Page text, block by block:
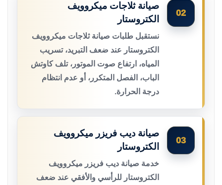
02
صيانة ثلاجات ميكروويف
الكتروستار
نستقبل طلبات صيانة ثلاجات ميكروويف
الكتروستار عند ضعف التبريد، تسريب
المياه، ارتفاع صوت الموتور، تلف كاوتش
الباب، الفصل المتكرر، أو عدم انتظام
درجة الحرارة.
03
صيانة ديب فريزر ميكروويف
الكتروستار
خدمة صيانة ديب فريزر ميكروويف
الكتروستار للرأسي والأفقي عند ضعف